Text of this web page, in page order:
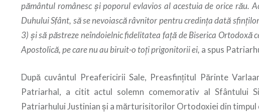
pământul românesc şi poporul evlavios al acestuia de orice rău.
Duhului Sfânt, să se nevoiască râvnitor pentru credinţa dată
3) şi să păstreze neîndoielnic fidelitatea faţă de Biserica Ortodoxă
Apostolică, pe care nu au biruit-o toţi prigonitorii ei, a spus
După cuvântul Preafericirii Sale, Preasfinţitul Părinte
Patriarhal, a citit actul solemn comemorativ al Sfântului
Patriarhului Justinian şi a mărturisitorilor Ortodoxiei din timpul